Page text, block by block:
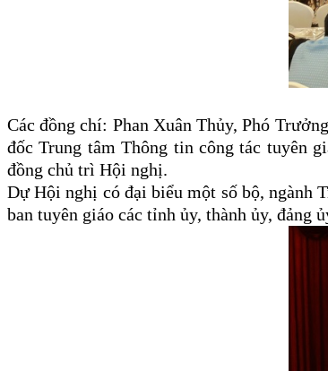
Các đồng chí: Phan Xuân Thủy, Phó
đốc Trung tâm Thông tin công tác tuyên
đồng chủ trì Hội nghị.
DựHội nghị có đại biểu một số bộ, ngành
ban tuyên giáo các tỉnh ủy, thành ủy,